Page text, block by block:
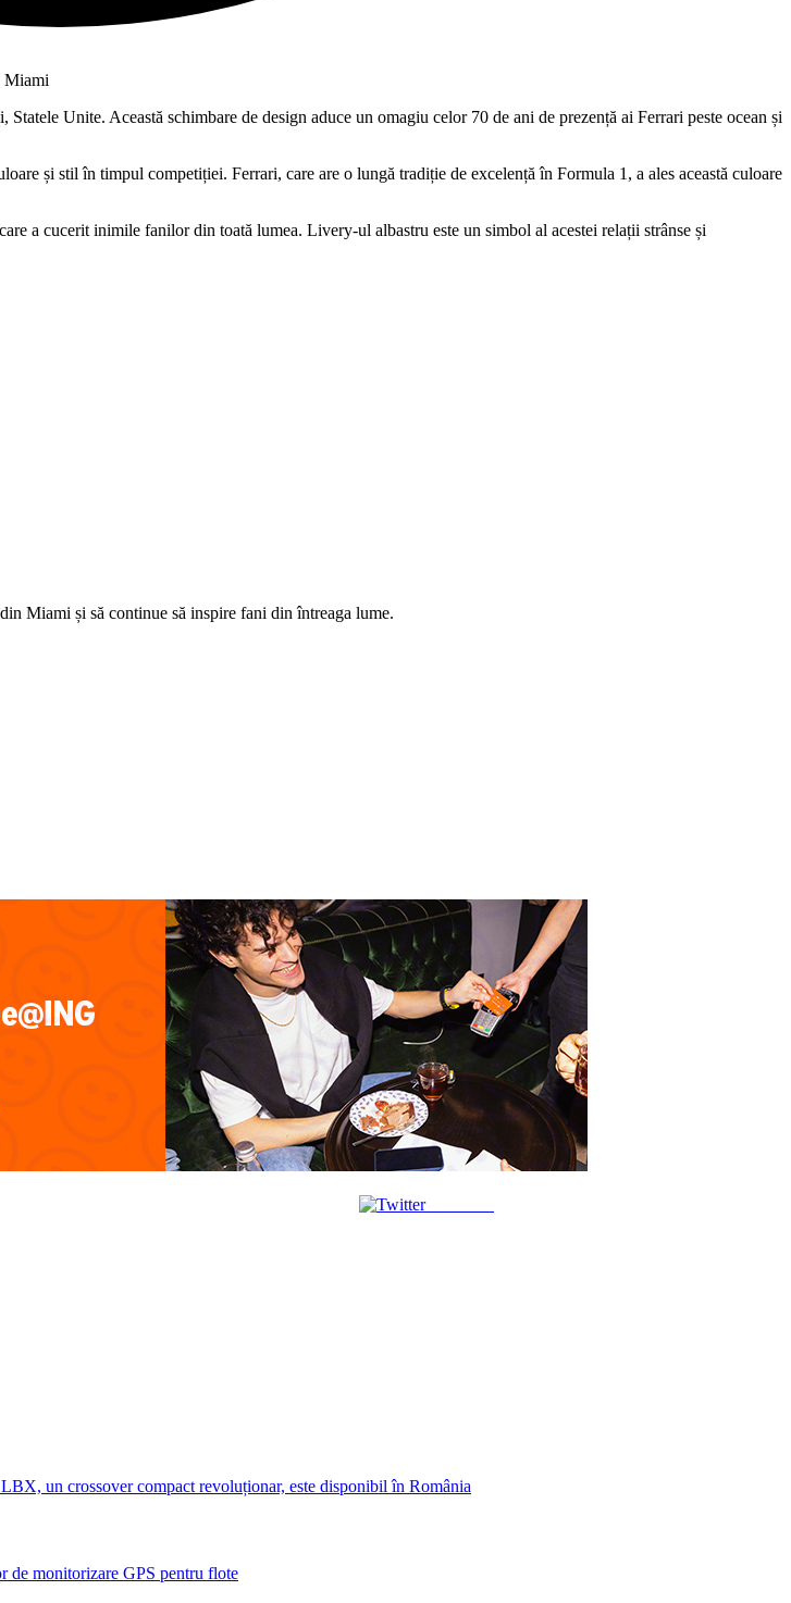
Unite. Această schimbare de design aduce un omagiu celor 70 de ani de prezență ai Ferrari peste ocean și
și stil în timpul competiției. Ferrari, care are o lungă tradiție de excelență în Formula 1, a ales această culoare
a cucerit inimile fanilor din toată lumea. Livery-ul albastru este un simbol al acestei relații strânse și
Miami și să continue să inspire fani din întreaga lume.
Post on X
un crossover compact revoluționar, este disponibil în România